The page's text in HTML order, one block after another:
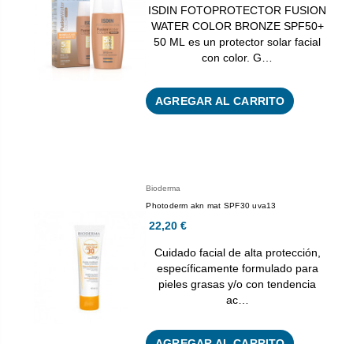
ISDIN FOTOPROTECTOR FUSION
WATER COLOR BRONZE SPF50+
50 ML es un protector solar facial
con color. G…
AGREGAR AL CARRITO
Bioderma
Photoderm akn mat SPF30 uva13
22,20 €
Cuidado facial de alta protección,
específicamente formulado para
pieles grasas y/o con tendencia
ac…